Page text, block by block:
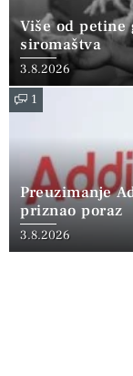
Više od petine
siromaštva
3.8.2026
1
Preuzimanje
priznao poraz
3.8.2026